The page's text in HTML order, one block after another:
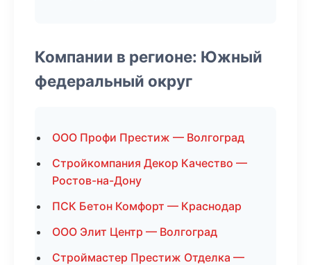
Компании в регионе: Южный
федеральный округ
ООО Профи Престиж — Волгоград
Стройкомпания Декор Качество —
Ростов-на-Дону
ПСК Бетон Комфорт — Краснодар
ООО Элит Центр — Волгоград
Строймастер Престиж Отделка —